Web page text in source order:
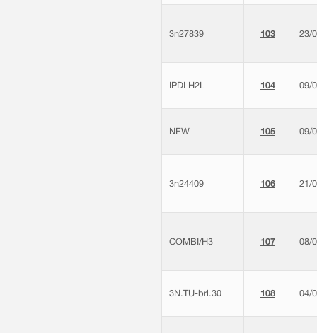
3n27839 103 23/
IPDI H2L 104 09/
NEW 105 09/
3n24409 106 21/
COMBI/H3 107 08/
3N.TU-brl.30 108 04/